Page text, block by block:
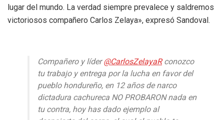
lugar del mundo. La verdad siempre prevalece y saldremos
victoriosos compañero Carlos Zelaya», expresó Sandoval.
Compañero y líder@CarlosZelayaRconozco
tu trabajo y entrega por la lucha en favor del
pueblo hondureño, en 12 años de narco
dictadura cachureca NO PROBARON nada en
tu contra, hoy has dado ejemplo al